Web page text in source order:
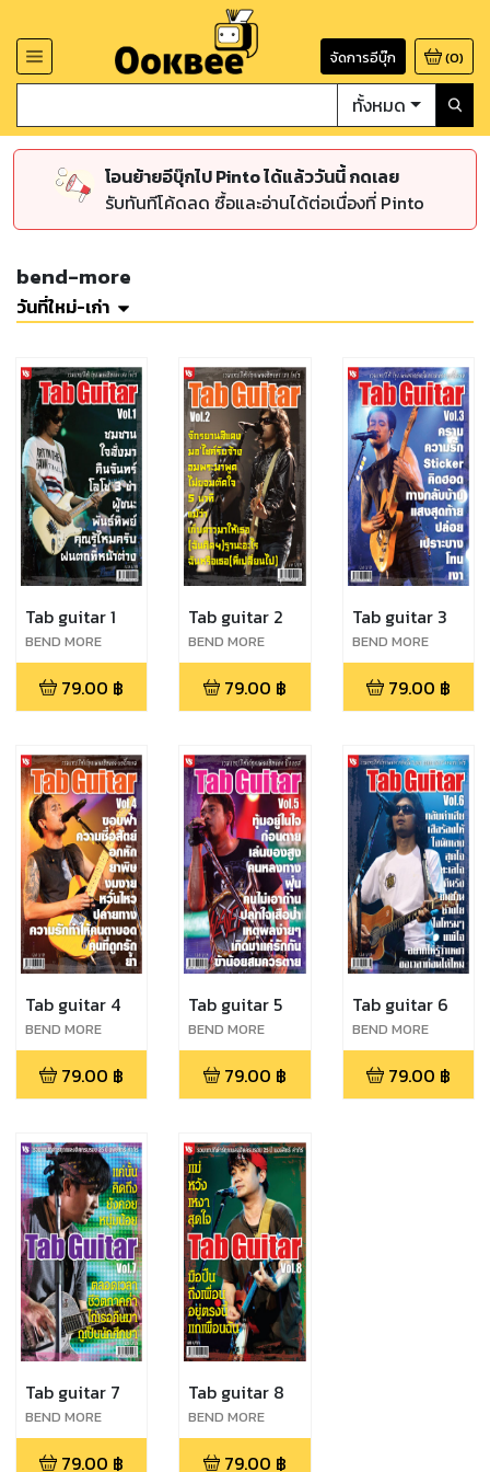
จัดการอีบุ๊ก (0)
ทั้งหมด
โอนย้ายอีบุ๊กไป Pinto ได้แล้ววันนี้ กดเลย
รับทันทีโค้ดลด ซื้อและอ่านได้ต่อเนื่องที่ Pinto
bend-more
วันที่ใหม่-เก่า
Tab guitar 1
BEND MORE
79.00 ฿
Tab guitar 2
BEND MORE
79.00 ฿
Tab guitar 3
BEND MORE
79.00 ฿
Tab guitar 4
BEND MORE
79.00 ฿
Tab guitar 5
BEND MORE
79.00 ฿
Tab guitar 6
BEND MORE
79.00 ฿
Tab guitar 7
BEND MORE
79.00 ฿
Tab guitar 8
BEND MORE
79.00 ฿